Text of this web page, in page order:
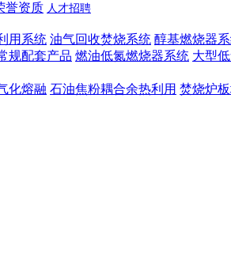
誉资质 人才招聘
用系统 油气回收焚烧系统 醇基燃烧器
规配套产品 燃油低氮燃烧器系统 大型
化熔融 石油焦粉耦合余热利用 焚烧炉